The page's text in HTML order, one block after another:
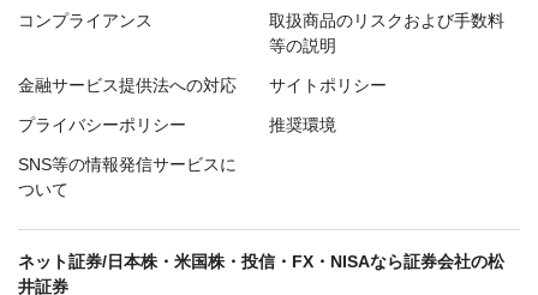
コンプライアンス
取扱商品のリスクおよび手数料
等の説明
金融サービス提供法への対応 サイトポリシー
プライバシーポリシー 推奨環境
SNS等の情報発信サービスに
ついて
ネット証券/日本株・米国株・投信・FX・NISAなら証券会社の松
井証券